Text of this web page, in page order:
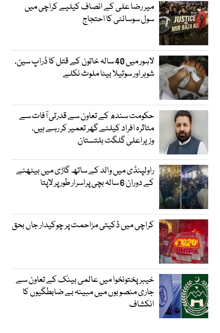
میر رضا علی کے انصاف کیلیے کراچی میں
سول سوسائٹی کا احتجاج
لاہور میں 40 سالہ خاتون کے قتل کا ڈراپ سین،
شوہر اور سوتیلا بیٹا ملوث نکلے
حکومت سندھ کے تعاون سے قدرتی آفات سے
متاثرہ افراد کیلئے گھر تعمیر کر رہے ہیں،
وزیراعلیٰ گلگت بلتستان
راولپنڈی میں والد کے ساتھ گاڑی میں بیٹھنے
کے دوران 6 سالہ بچی پراسرار طور پر لاپتا
کراچی میں ڈکیتی مزاحمت پر چوکیدار جاں بحق
خیبرپختونخوا میں عالمی بینک کے تعاون سے
جاری منصوبوں میں مبینہ بے ضابطگیوں کا
انکشاف